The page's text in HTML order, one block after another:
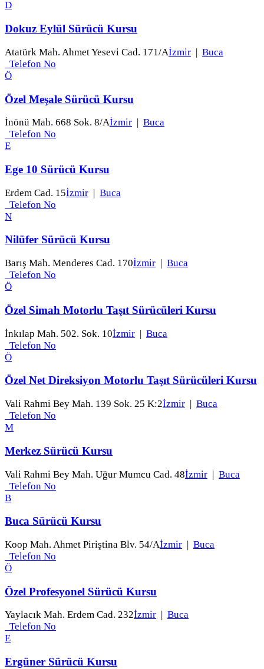
D
Dokuz Eylül Sürücü Kursu
Atatürk Mah. Ahmet Yesevi Cad. 171/Aİzmir | Buca
Telefon No
Ö
Özel Meşale Sürücü Kursu
İnönü Mah. 668 Sok. 8/Aİzmir
Buca
Telefon No
E
Ege 10 Sürücü Kursu
Erdem Cad. 15İzmir | Buca
Telefon No
N
Nilüfer Sürücü Kursu
Barış Mah. Menderes Cad. 170İzmir
Buca
Telefon No
Ö
Özel Simah Motorlu Taşıt Sürücüleri Kursu
İnkılap Mah. 502. Sok. 10İzmir | Buca
Telefon No
Ö
Özel Net Direksiyon Motorlu Taşıt Sürücüleri Kursu
Vali Rahmi Bey Mah. 139 Sok. 25 K:2İzmir | Buca
Telefon No
M
Merkez Sürücü Kursu
Vali Rahmi Bey Mah. Uğur Mumcu Cad. 48İzmir | Buca
Telefon No
B
Buca Sürücü Kursu
Koop Mah. Ahmet Piriştina Blv. 54/Aİzmir | Buca
Telefon No
Ö
Özel Profesyonel Sürücü Kursu
Yaylacık Mah. Erdem Cad. 232İzmir
Buca
Telefon No
E
Ergüner Sürücü Kursu